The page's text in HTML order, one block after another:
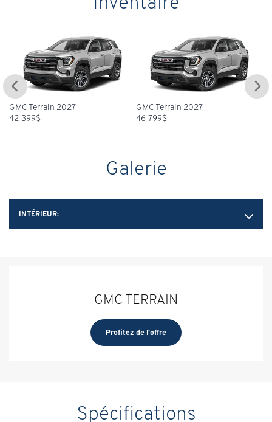
GMC Terrain 2027
42 399$
GMC Terrain 2027
46 799$
Galerie
INTÉRIEUR:
GMC TERRAIN
Profitez de l'offre
Spécifications